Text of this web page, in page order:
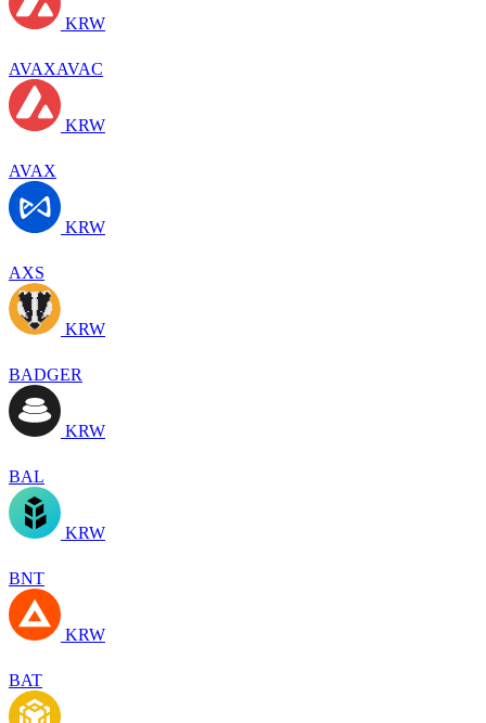
KRW
AVAXAVAC
KRW
AVAX
KRW
AXS
KRW
BADGER
KRW
BAL
KRW
BNT
KRW
BAT